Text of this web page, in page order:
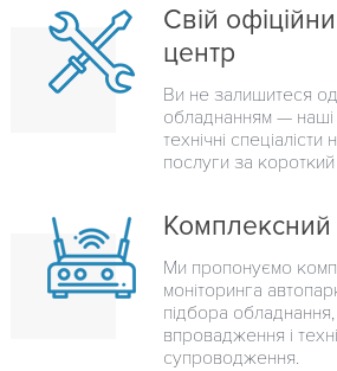
Свій
центр
Ви не залишитеся
обладнанням — наші
технічні
послуги за короткий
Комплексний
Ми пропонуємо
моніторинга
підбора
впровадження і
супроводження.